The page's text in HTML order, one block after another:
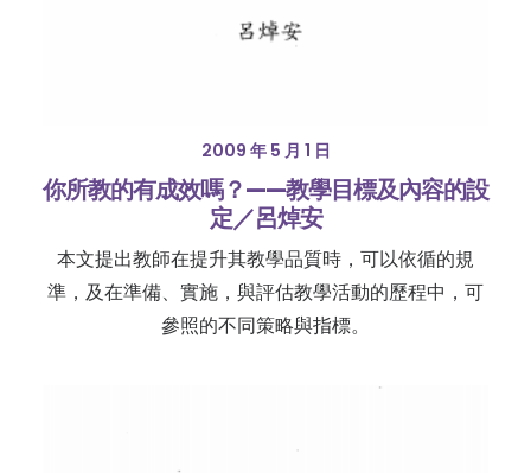
2009 年 5 月 1 日
你所教的有成效嗎？——教學目標及內容的設
定／呂焯安
本文提出教師在提升其教學品質時，可以依循的規
準，及在準備、實施，與評估教學活動的歷程中，可
參照的不同策略與指標。